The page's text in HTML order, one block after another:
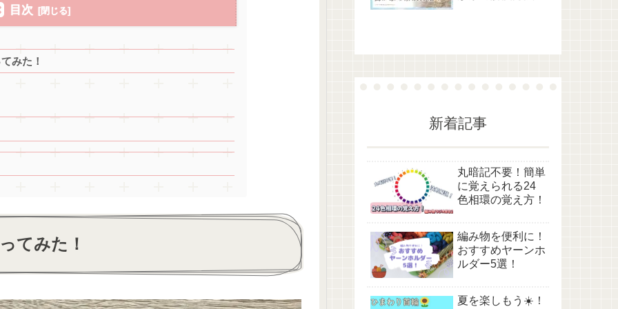
目次
みた！
てみた！
新着記事
丸暗記不要！簡単
に覚えられる24
色相環の覚え方！
編み物を便利に！
おすすめヤーンホ
ルダー5選！
夏を楽しもう☀️！